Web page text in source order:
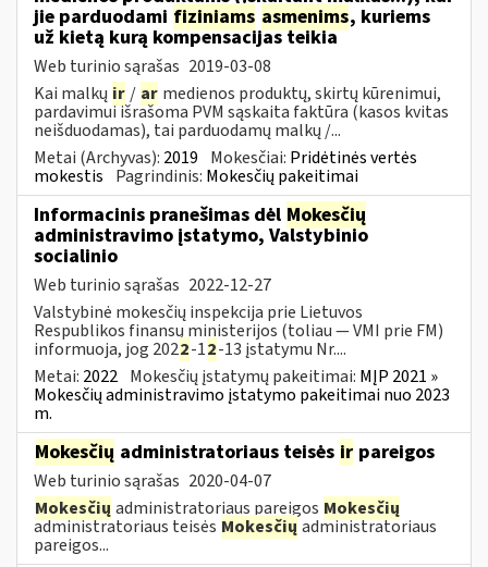
jie parduodami fiziniams asmenims, kuriems
už kietą kurą kompensacijas teikia
Web turinio sąrašas 2019-03-08
Kai malkų ir / ar medienos produktų, skirtų kūrenimui,
pardavimui išrašoma PVM sąskaita faktūra (kasos kvitas
neišduodamas), tai parduodamų malkų /...
Metai (Archyvas): 2019 Mokesčiai: Pridėtinės vertės
mokestis Pagrindinis: Mokesčių pakeitimai
Informacinis pranešimas dėl Mokesčių
administravimo įstatymo, Valstybinio
socialinio
Web turinio sąrašas 2022-12-27
Valstybinė mokesčių inspekcija prie Lietuvos
Respublikos finansų ministerijos (toliau — VMI prie FM)
informuoja, jog 2022-12-13 įstatymu Nr....
Metai: 2022 Mokesčių įstatymų pakeitimai: MĮP 2021 »
Mokesčių administravimo įstatymo pakeitimai nuo 2023
m.
Mokesčių administratoriaus teisės ir pareigos
Web turinio sąrašas 2020-04-07
Mokesčių administratoriaus pareigos Mokesčių
administratoriaus teisės Mokesčių administratoriaus
pareigos...